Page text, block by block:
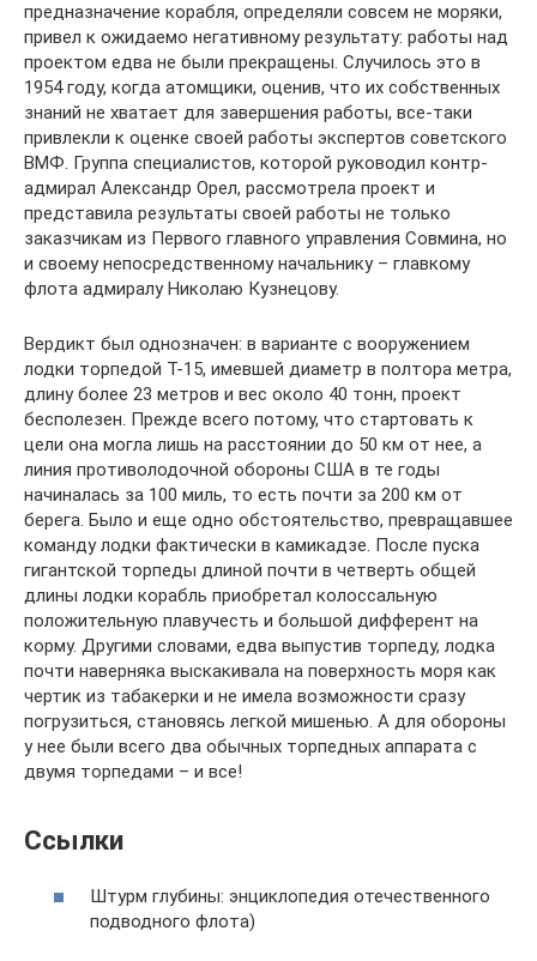
предназначение корабля, определяли совсем не моряки,
привел к ожидаемо негативному результату: работы над
проектом едва не были прекращены. Случилось это в
1954 году, когда атомщики, оценив, что их собственных
знаний не хватает для завершения работы, все-таки
привлекли к оценке своей работы экспертов советского
ВМФ. Группа специалистов, которой руководил контр-
адмирал Александр Орел, рассмотрела проект и
представила результаты своей работы не только
заказчикам из Первого главного управления Совмина, но
и своему непосредственному начальнику – главкому
флота адмиралу Николаю Кузнецову.
Вердикт был однозначен: в варианте с вооружением
лодки торпедой Т-15, имевшей диаметр в полтора метра,
длину более 23 метров и вес около 40 тонн, проект
бесполезен. Прежде всего потому, что стартовать к
цели она могла лишь на расстоянии до 50 км от нее, а
линия противолодочной обороны США в те годы
начиналась за 100 миль, то есть почти за 200 км от
берега. Было и еще одно обстоятельство, превращавшее
команду лодки фактически в камикадзе. После пуска
гигантской торпеды длиной почти в четверть общей
длины лодки корабль приобретал колоссальную
положительную плавучесть и большой дифферент на
корму. Другими словами, едва выпустив торпеду, лодка
почти наверняка выскакивала на поверхность моря как
чертик из табакерки и не имела возможности сразу
погрузиться, становясь легкой мишенью. А для обороны
у нее были всего два обычных торпедных аппарата с
двумя торпедами – и все!
Ссылки
Штурм глубины: энциклопедия отечественного
подводного флота)